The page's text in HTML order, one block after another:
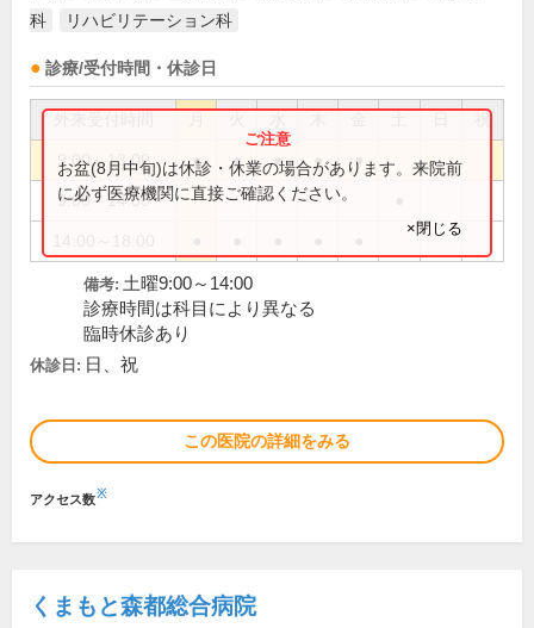
科
リハビリテーション科
診療/受付時間・休診日
祝
9:00～13:00 ● ● ● ● ●
9:00～14:00
お盆(8月中旬)は休診・休業の場合があります。来院前
に必ず医療機関に直接ご確認ください。
×閉じる
備考: 土曜9:00～14:00
診療時間は科目により異なる
臨時休診あり
休診日: 日、祝
この医院の詳細をみる
アクセス数※
くまもと森都総合病院